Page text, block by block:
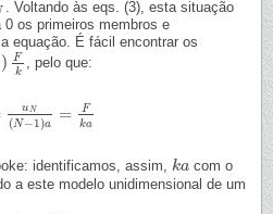
. Voltando às eqs. (3), esta situação
os primeiros membros e
equação. É fácil encontrar os
)
F
k
, pelo que:
uN
(N−1)a
=
F
ka
N(N−1)a =Fka
identificamos, assim, ka
ka com o
a este modelo unidimensional de um